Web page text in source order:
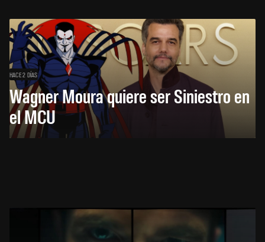
HACE 2 DÍAS
Wagner Moura quiere ser Siniestro en
el MCU